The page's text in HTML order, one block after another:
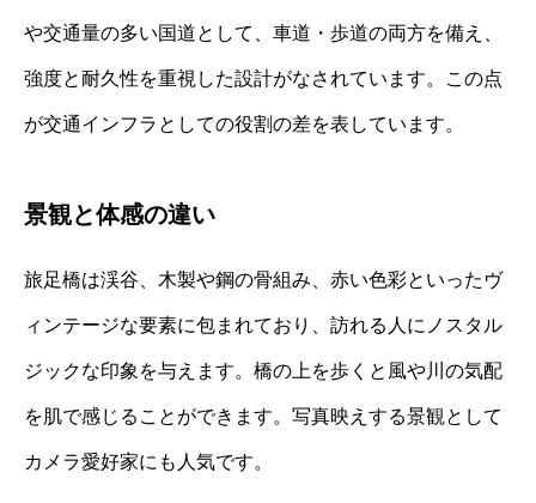
や交通量の多い国道として、車道・歩道の両方を備え、
強度と耐久性を重視した設計がなされています。この点
が交通インフラとしての役割の差を表しています。
景観と体感の違い
旅足橋は渓谷、木製や鋼の骨組み、赤い色彩といったヴ
ィンテージな要素に包まれており、訪れる人にノスタル
ジックな印象を与えます。橋の上を歩くと風や川の気配
を肌で感じることができます。写真映えする景観として
カメラ愛好家にも人気です。